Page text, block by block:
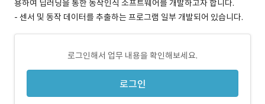
용하여 딥러닝을 통한 동작인식 소프트웨어를 개발하고자 합니다.
- 센서 및 동작 데이터를 추출하는 프로그램 일부 개발되어 있습니다.
로그인해서 업무 내용을 확인해보세요.
로그인